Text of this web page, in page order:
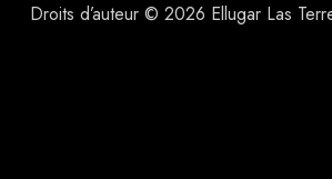
Droits d’auteur © 2026 Ellugar Las